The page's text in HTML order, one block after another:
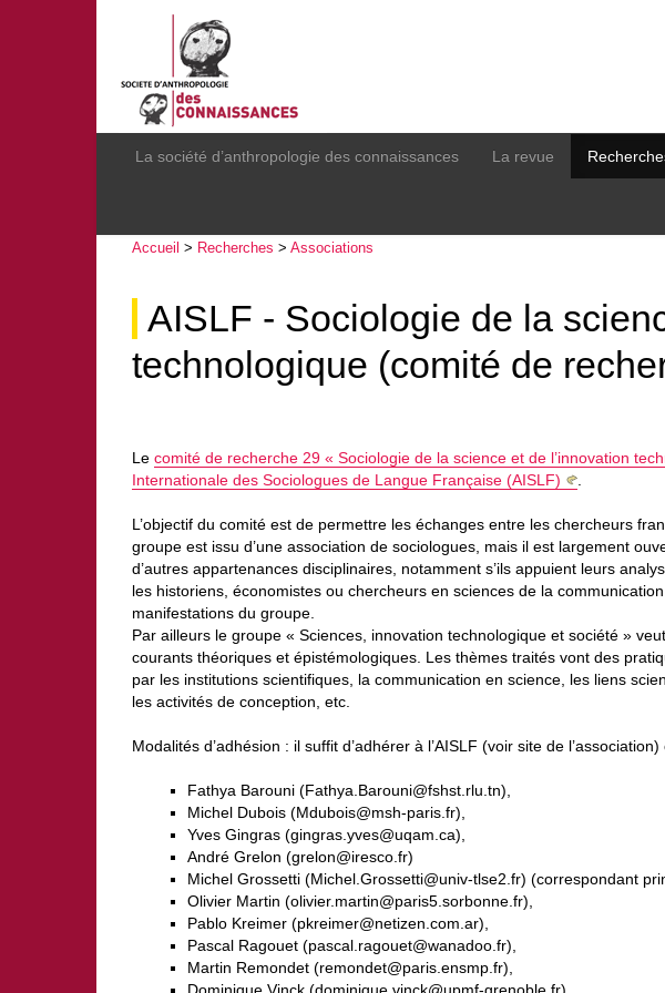
La société d’anthropologie des connaissances La revue
Accueil > Recherches > Associations
AISLF - Sociologie de la
technologique (comité de
Le comité de recherche 29 « Sociologie de la science et de l’innovation
Internationale des Sociologues de Langue Française (AISLF)
L’objectif du comité est de permettre les échanges entre les chercheurs
groupe est issu d’une association de sociologues, mais il est largement
d’autres appartenances disciplinaires, notamment s’ils appuient leurs
les historiens, économistes ou chercheurs en sciences de la
manifestations du groupe.
Par ailleurs le groupe « Sciences, innovation technologique et société »
courants théoriques et épistémologiques. Les thèmes traités vont des
par les institutions scientifiques, la communication en science, les liens
les activités de conception, etc.
Modalités d’adhésion : il suffit d’adhérer à l’AISLF (voir site de
Fathya Barouni (Fathya.Barouni@fshst.rlu.tn),
Michel Dubois (Mdubois@msh-paris.fr),
Yves Gingras (gingras.yves@uqam.ca),
André Grelon (grelon@iresco.fr)
Michel Grossetti (Michel.Grossetti@univ-tlse2.fr) (correspondant
Olivier Martin (olivier.martin@paris5.sorbonne.fr),
Pablo Kreimer (pkreimer@netizen.com.ar),
Pascal Ragouet (pascal.ragouet@wanadoo.fr),
Martin Remondet (remondet@paris.ensmp.fr),